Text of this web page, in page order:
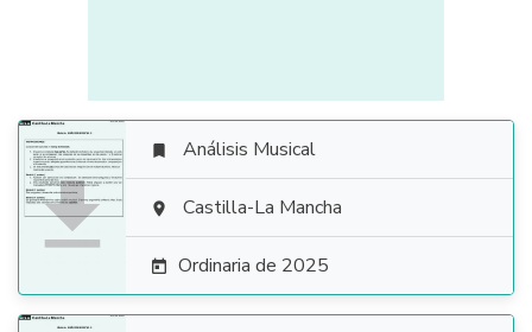

 Análisis Musical
 Castilla-La Mancha
 Ordinaria de 2025